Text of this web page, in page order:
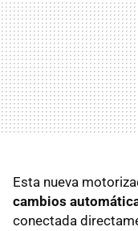
Esta nueva
cambios
conectada